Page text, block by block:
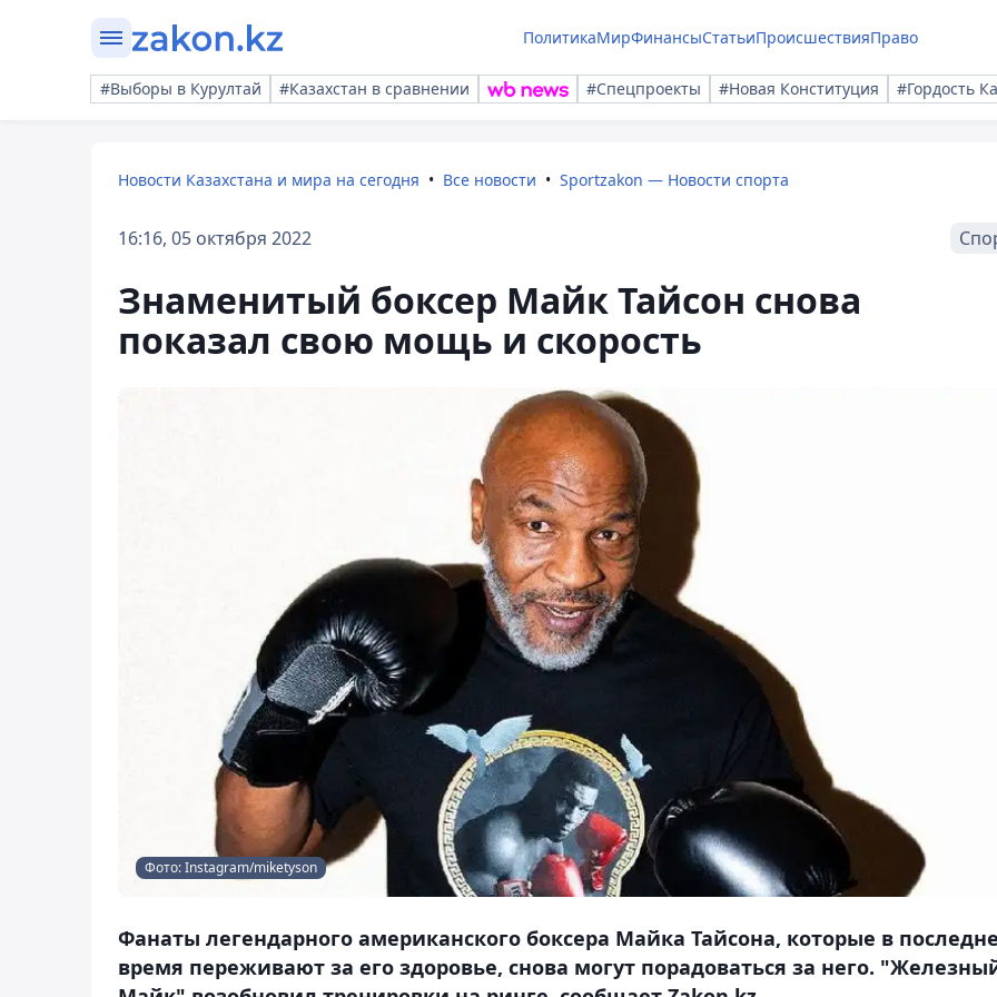
ПолитикаМирФинансыСтатьиПроисшествияПраво
#Выборы в Курултай #Казахстан в сравнении #Спецпроекты #Новая Конституция #Гордость
Новости Казахстана и мира на сегодня Все новости Sportzakon — Новости спорта
16:16, 05 октября 2022
Знаменитый боксер Майк Тайсон снова
показал свою мощь и скорость
Фото: Instagram/miketyson
Фанаты легендарного американского боксера Майка Тайсона, которые в
время переживают за его здоровье, снова могут порадоваться за него.